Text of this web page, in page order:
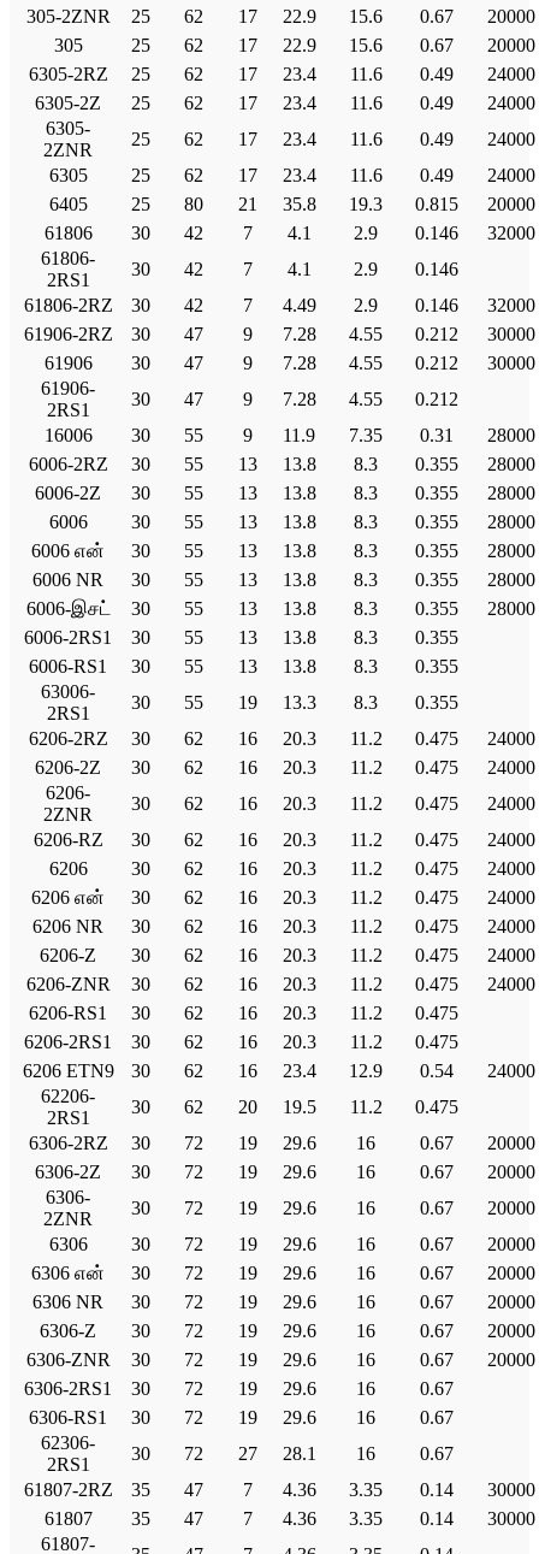
305-2ZNR 25 62 17 22.9 15.6 0.67
20000
305
25 62 17 22.9 15.6 0.67
20000
6305-2RZ
25 62 17 23.4 11.6 0.49
24000
6305-2Z
25 62 17 23.4 11.6 0.49
24000
6305-
2ZNR
25 62 17 23.4 11.6 0.49
24000
6305
25 62 17 23.4 11.6 0.49
24000
6405
25 80 21 35.8 19.3 0.815
20000
61806
30 42 7 4.1 2.9 0.146
32000
61806-
2RS1
30 42 7 4.1 2.9
0.146
61806-2RZ
30 42 7 4.49 2.9 0.146
32000
61906-2RZ
30 47 9 7.28 4.55 0.212
30000
61906
30 47 9 7.28 4.55 0.212
30000
61906-
2RS1
30 47 9 7.28 4.55
0.212
16006
30 55 9 11.9 7.35 0.31
28000
6006-2RZ
30 55 13 13.8 8.3 0.355
28000
6006-2Z
30 55 13 13.8 8.3 0.355
28000
6006
30 55 13 13.8 8.3 0.355
28000
6006 என்
30 55 13 13.8 8.3 0.355
28000
6006 NR
30 55 13 13.8 8.3 0.355
28000
6006-இசட்
30 55 13 13.8 8.3 0.355
28000
6006-2RS1
30 55 13 13.8 8.3
0.355
6006-RS1
30 55 13 13.8 8.3
0.355
63006-
2RS1
30 55 19 13.3 8.3
0.355
6206-2RZ
30 62 16 20.3 11.2 0.475
24000
6206-2Z
30 62 16 20.3 11.2 0.475
24000
6206-
2ZNR
30 62 16 20.3 11.2 0.475
24000
6206-RZ
30 62 16 20.3 11.2 0.475
24000
6206
30 62 16 20.3 11.2 0.475
24000
6206 என்
30 62 16 20.3 11.2 0.475
24000
6206 NR
30 62 16 20.3 11.2 0.475
24000
6206-Z
30 62 16 20.3 11.2 0.475
24000
6206-ZNR
30 62 16 20.3 11.2 0.475
24000
6206-RS1
30 62 16 20.3 11.2
0.475
6206-2RS1
30 62 16 20.3 11.2
0.475
6206 ETN9
30 62 16 23.4 12.9 0.54
24000
62206-
2RS1
30 62 20 19.5 11.2
0.475
6306-2RZ
30 72 19 29.6 16 0.67
20000
6306-2Z
30 72 19 29.6 16 0.67
20000
6306-
2ZNR
30 72 19 29.6 16 0.67
20000
6306
30 72 19 29.6 16 0.67
20000
6306 என்
30 72 19 29.6 16 0.67
20000
6306 NR
30 72 19 29.6 16 0.67
20000
6306-Z
30 72 19 29.6 16 0.67
20000
6306-ZNR
30 72 19 29.6 16 0.67
20000
6306-2RS1
30 72 19 29.6 16
0.67
6306-RS1
30 72 19 29.6 16
0.67
62306-
2RS1
30 72 27 28.1 16
0.67
61807-2RZ
35 47 7 4.36 3.35 0.14
30000
61807
35 47 7 4.36 3.35 0.14
30000
61807-